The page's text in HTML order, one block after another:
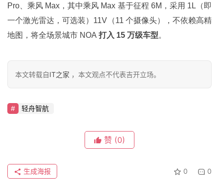
智
车
时
能
源
测
师
Pro、乘风 Max，其中乘风 Max 基于征程 6M，采用 1L（即
一个激光雷达，可选装）11V（11 个摄像头），不依赖高精
地图，将全场景城市 NOA 打入 15 万级车型。
本文转载自IT之家 ，本文观点不代表吉开立场。
轻舟智航
赞 (0)
0 0
生成海报